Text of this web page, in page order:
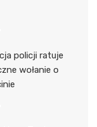
policji ratuje
wołanie o